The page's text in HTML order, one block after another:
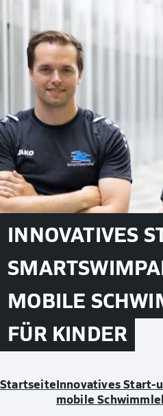
INNOVATIVES
MOBILE
FÜR KINDER
StartseiteInnovatives Start-
mobile